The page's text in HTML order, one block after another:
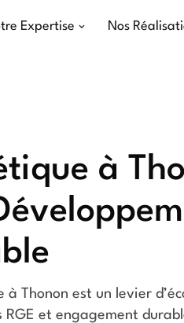
Expertise Nos
à
Thonon est un levier
et engagement